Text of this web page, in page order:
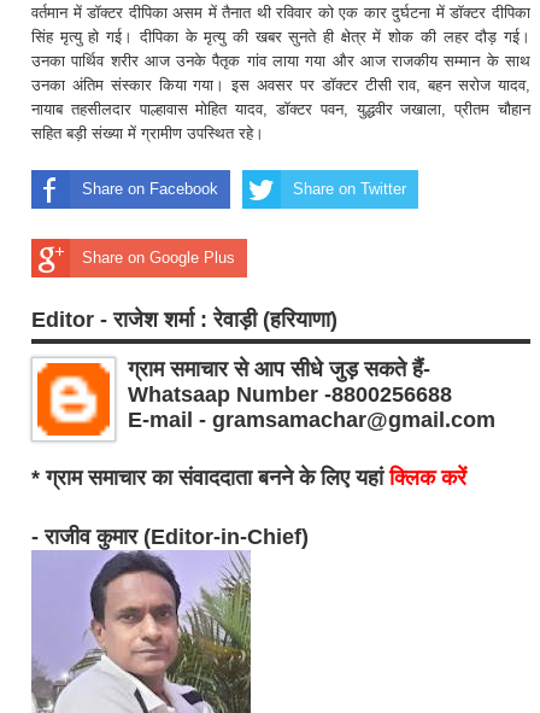
वर्तमान में डॉक्टर दीपिका असम में तैनात थी रविवार को एक कार दुर्घटना में डॉक्टर दीपिका
सिंह मृत्यु हो गई। दीपिका के मृत्यु की खबर सुनते ही क्षेत्र में शोक की लहर दौड़ गई।
उनका पार्थिव शरीर आज उनके पैतृक गांव लाया गया और आज राजकीय सम्मान के साथ
उनका अंतिम संस्कार किया गया। इस अवसर पर डॉक्टर टीसी राव, बहन सरोज यादव,
नायाब तहसीलदार पाल्हावास मोहित यादव, डॉक्टर पवन, युद्धवीर जखाला, प्रीतम चौहान
सहित बड़ी संख्या में ग्रामीण उपस्थित रहे।
Share on Facebook Share on Twitter
Share on Google Plus
Editor - राजेश शर्मा : रेवाड़ी (हरियाणा)
ग्राम समाचार से आप सीधे जुड़ सकते हैं-
Whatsaap Number -8800256688
E-mail - gramsamachar@gmail.com
* ग्राम समाचार का संवाददाता बनने के लिए यहांक्लिक करें
- राजीव कुमार (Editor-in-Chief)